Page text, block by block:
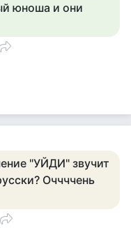
юноша и они
"УЙДИ" звучит
Оччччень